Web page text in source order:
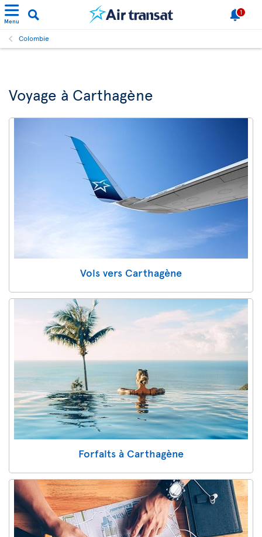
Menu
1
Colombie
Voyage à Carthagène
Vols vers Carthagène
Forfaits à Carthagène